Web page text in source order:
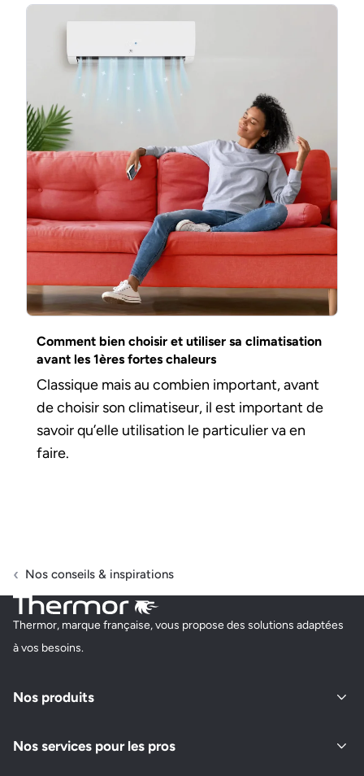
Comment bien choisir et utiliser sa climatisation
avant les 1ères fortes chaleurs
Classique mais au combien important, avant
de choisir son climatiseur, il est important de
savoir qu’elle utilisation le particulier va en
faire.
Nos conseils & inspirations
Thermor, marque française, vous propose des solutions adaptées
à vos besoins.
Nos produits
Nos services pour les pros